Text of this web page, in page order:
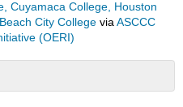
Cuyamaca College, Houston
City Collegevia ASCCC
(OERI)